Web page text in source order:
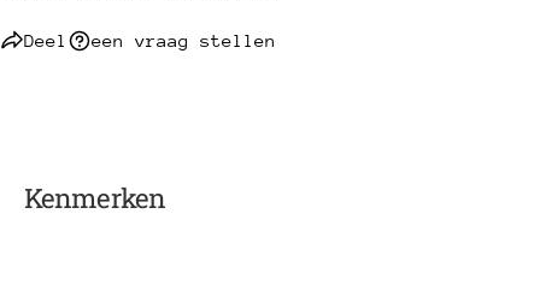
Deel een vraag stellen
Kenmerken